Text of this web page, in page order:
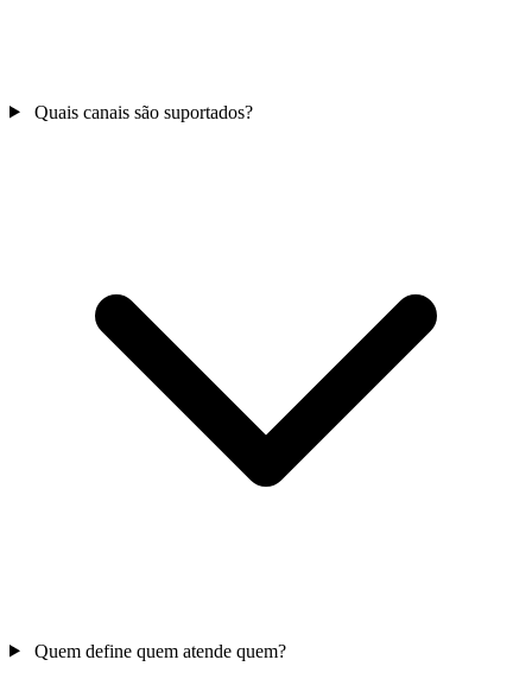
Quais canais são suportados?
Quem define quem atende quem?